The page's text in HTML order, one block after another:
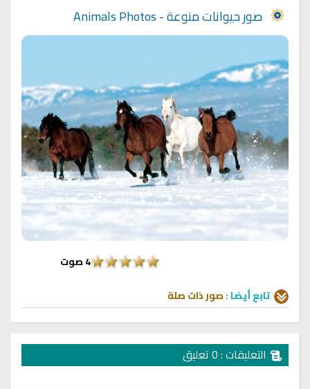
صور حيوانات منوعة - Animals Photos
4صوت
تابع أيضا:صورذات صلة
التعليقات : 0 تعليق